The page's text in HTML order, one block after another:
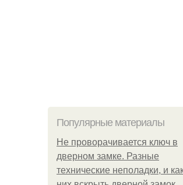
Популярные материалы
Не проворачивается ключ в
дверном замке. Разные
технические неполадки, и